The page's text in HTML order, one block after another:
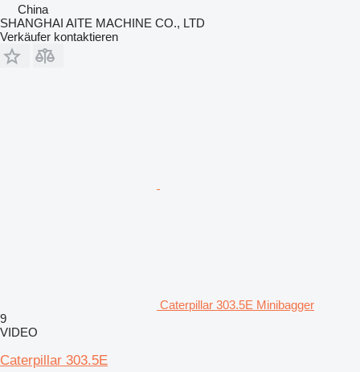
China
SHANGHAI AITE MACHINE CO., LTD
Verkäufer kontaktieren
Caterpillar 303.5E Minibagger
9
VIDEO
Caterpillar 303.5E